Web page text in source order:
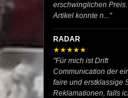
erschwinglichen
Artikel konnte n..."
RADAR
★★★★★
"Für mich ist Drift
Communication der
faire und erstklassige
Reklamationen, falls